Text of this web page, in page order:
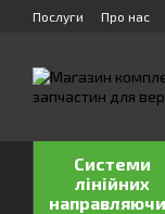
Перейти до
Послуги Про нас
Системи
лінійних